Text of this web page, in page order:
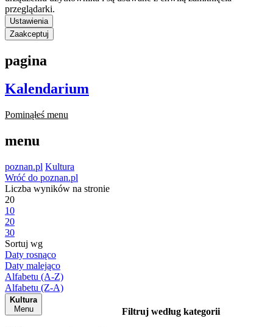
przeglądarki.
Ustawienia
Zaakceptuj
pagina
Kalendarium
Pominąłeś menu
menu
poznan.pl Kultura
Wróć do poznan.pl
Liczba wyników na stronie
20
10
20
30
Sortuj wg
Daty rosnąco
Daty malejąco
Alfabetu (A-Z)
Alfabetu (Z-A)
Kultura
Menu
Filtruj według kategorii